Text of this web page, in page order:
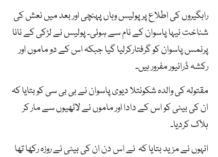
راہگیروں کی اطلاع پرپولیس وہاں پہنچی اور بعد میں نعش کی
شناخت نیہا پاسوان کے نام سے ہوئی۔ پولیس نے لڑکی کے نانا
پرنمس پاسوان کو گرفتارکرلیا گیا جبکہ اس کے دو ماموں اور
رکشہ ڈرائیور مفرور ہیں۔
مقتولہ کی والدہ شکونتلا دیوی پاسوان نے بی بی سی کو بتایا کہ
ان کی بیٹی کو اس کے دادا اور ماموں نے لاٹھیوں سے مار کر
ہلاک کردیا۔
انہوں نے مزید بتایا کہ نے اس دن ان کی بیٹی نے روزہ رکھا تھا